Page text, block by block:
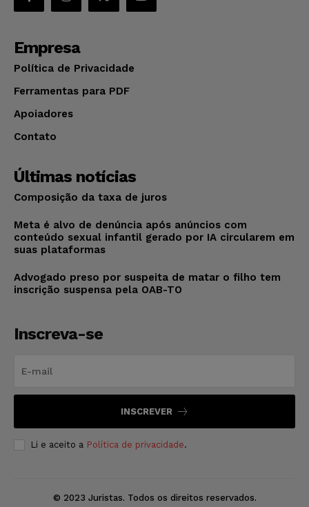
Empresa
Política de Privacidade
Ferramentas para PDF
Apoiadores
Contato
Últimas notícias
Composição da taxa de juros
Meta é alvo de denúncia após anúncios com
conteúdo sexual infantil gerado por IA circularem em
suas plataformas
Advogado preso por suspeita de matar o filho tem
inscrição suspensa pela OAB-TO
Inscreva-se
INSCREVER
Li e aceito a Política de privacidade.
© 2023 Juristas. Todos os direitos reservados.